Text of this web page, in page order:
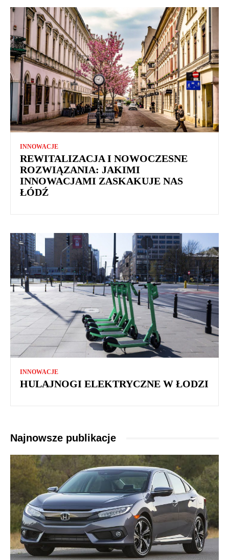
INNOWACJE
REWITALIZACJA I NOWOCZESNE
ROZWIĄZANIA: JAKIMI
INNOWACJAMI ZASKAKUJE NAS
ŁÓDŹ
INNOWACJE
HULAJNOGI ELEKTRYCZNE W ŁODZI
Najnowsze publikacje